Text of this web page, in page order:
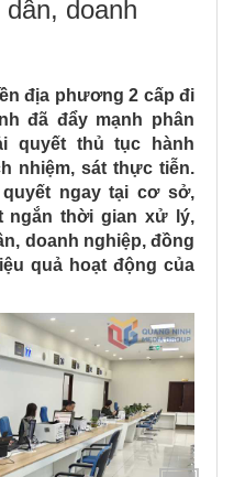
doanh
địa phương 2 cấp đi
đã đẩy mạnh phân
quyết thủ tục hành
nhiệm, sát thực tiễn.
ngay tại cơ sở,
ngắn thời gian xử lý,
doanh nghiệp, đồng
quả hoạt động của